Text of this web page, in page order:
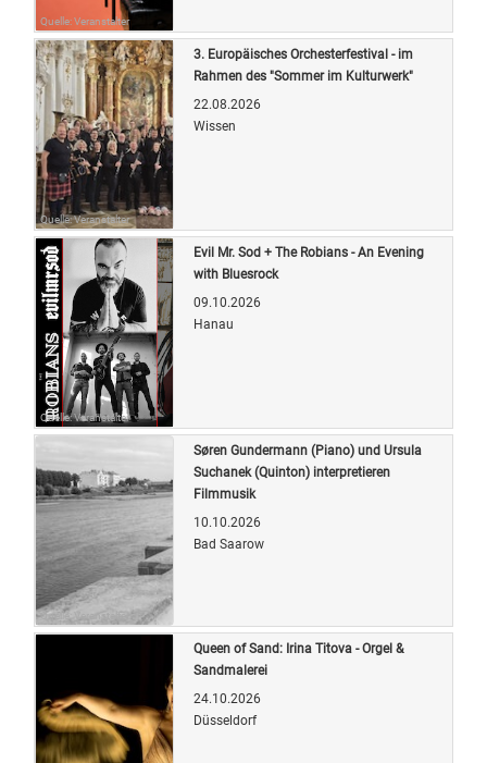
Quelle: Veranstalter
Quelle: Veranstalter
3. Europäisches Orchesterfestival - im
Rahmen des "Sommer im Kulturwerk"
22.08.2026
Wissen
Quelle: Veranstalter
Evil Mr. Sod + The Robians - An Evening
with Bluesrock
09.10.2026
Hanau
Quelle: Veranstalter
Søren Gundermann (Piano) und Ursula
Suchanek (Quinton) interpretieren
Filmmusik
10.10.2026
Bad Saarow
Queen of Sand: Irina Titova - Orgel &
Sandmalerei
24.10.2026
Düsseldorf